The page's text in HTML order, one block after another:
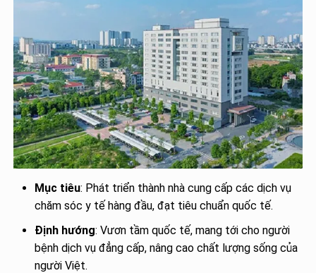
Mục tiêu: Phát triển thành nhà cung cấp các dịch vụ
chăm sóc y tế hàng đầu, đạt tiêu chuẩn quốc tế.
Định hướng: Vươn tầm quốc tế, mang tới cho người
bệnh dịch vụ đẳng cấp, nâng cao chất lượng sống của
người Việt.